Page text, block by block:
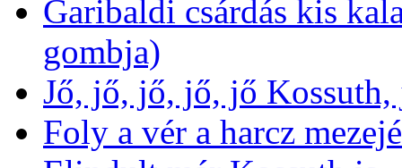
Garibaldi csárdás kis
gombja)
Jő, jő, jő, jő, jő Kossuth,
Foly a vér a harcz